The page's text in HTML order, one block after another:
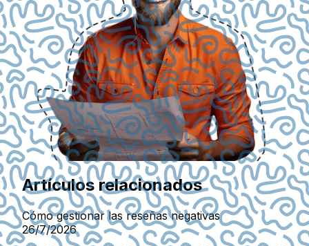
Artículos relacionados
Cómo gestionar las reseñas negativas
26/7/2026